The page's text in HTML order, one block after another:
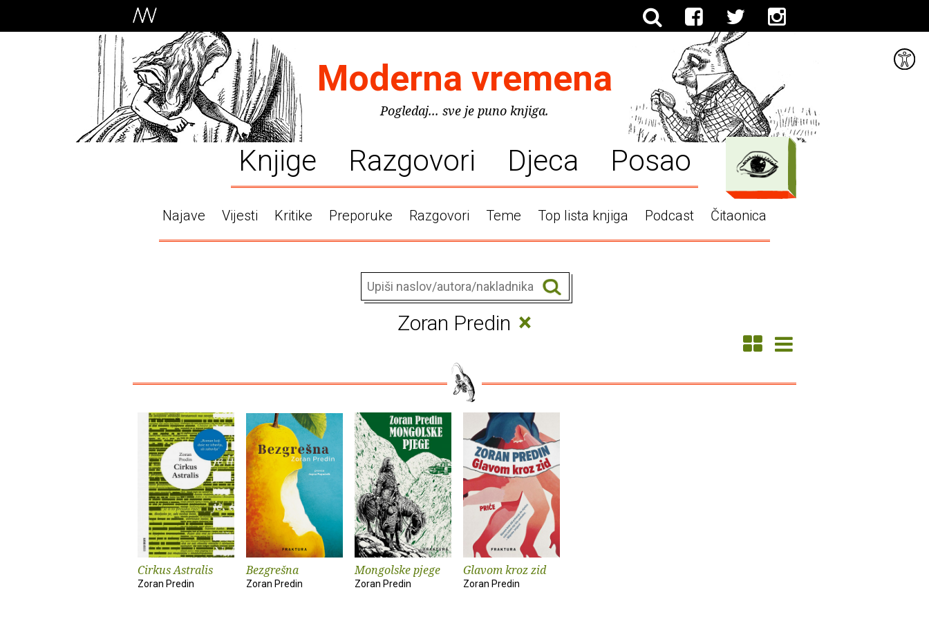
Moderna vremena
Pogledaj... sve je puno knjiga.
Knjige Razgovori Djeca Posao
Najave Vijesti Kritike Preporuke Razgovori Teme Top lista knjiga Podcast Čitaonica
Zoran Predin ×
Cirkus Astralis
Zoran Predin
Bezgrešna
Zoran Predin
Mongolske pjege
Zoran Predin
Glavom kroz zid
Zoran Predin